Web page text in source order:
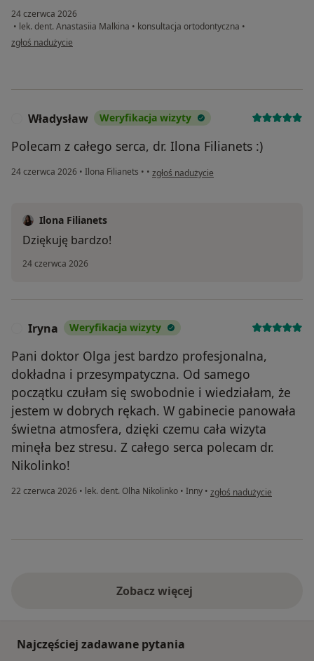
24 czerwca 2026
• lek. dent. Anastasiia Malkina • konsultacja ortodontyczna •
w opinii użytkownika Daniel
zgłoś nadużycie
Władysław Weryfikacja wizyty
Polecam z całego serca, dr. Ilona Filianets :)
24 czerwca 2026 • Ilona Filianets • • w opinii użytkownika Władysław
zgłoś nadużycie
Ilona Filianets
Dziękuję bardzo!
24 czerwca 2026
Iryna Weryfikacja wizyty
Pani doktor Olga jest bardzo profesjonalna,
dokładna i przesympatyczna. Od samego
początku czułam się swobodnie i wiedziałam, że
jestem w dobrych rękach. W gabinecie panowała
świetna atmosfera, dzięki czemu cała wizyta
minęła bez stresu. Z całego serca polecam dr.
Nikolinko!
22 czerwca 2026 • lek. dent. Olha Nikolinko • Inny • w opinii użytkownika Iryna
zgłoś nadużycie
Zobacz więcej
Najczęściej zadawane pytania